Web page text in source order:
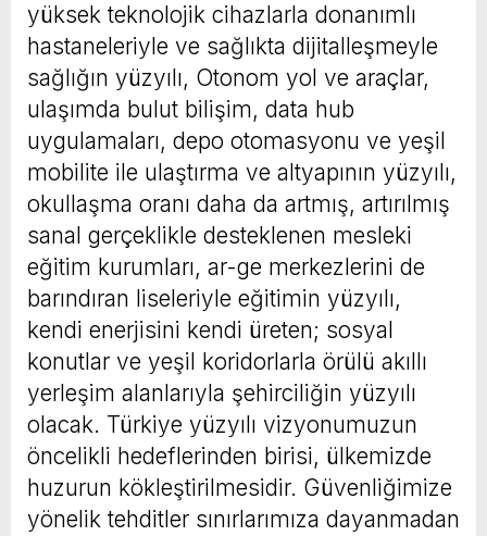
yüksek teknolojik cihazlarla donanımlı
hastaneleriyle ve sağlıkta dijitalleşmeyle
sağlığın yüzyılı, Otonom yol ve araçlar,
ulaşımda bulut bilişim, data hub
uygulamaları, depo otomasyonu ve yeşil
mobilite ile ulaştırma ve altyapının yüzyılı,
okullaşma oranı daha da artmış, artırılmış
sanal gerçeklikle desteklenen mesleki
eğitim kurumları, ar-ge merkezlerini de
barındıran liseleriyle eğitimin yüzyılı,
kendi enerjisini kendi üreten; sosyal
konutlar ve yeşil koridorlarla örülü akıllı
yerleşim alanlarıyla şehirciliğin yüzyılı
olacak. Türkiye yüzyılı vizyonumuzun
öncelikli hedeflerinden birisi, ülkemizde
huzurun kökleştirilmesidir. Güvenliğimize
yönelik tehditler sınırlarımıza dayanmadan